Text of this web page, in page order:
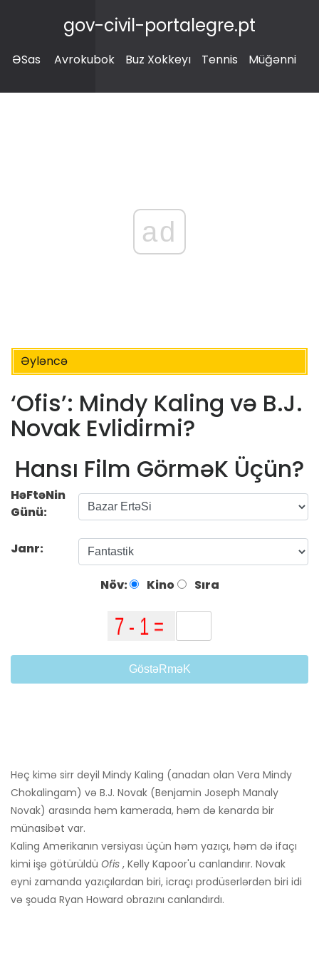
gov-civil-portalegre.pt
ƏSas Avrokubok Buz Xokkeyı Tennis Müğənni
ad
Əyləncə
‘Ofis’: Mindy Kaling və B.J.
Novak Evlidirmi?
Hansı Film GörməK Üçün?
HəFtəNin
Günü:
Janr:
Növ: Kino Sıra
GöstəRməK
Heç kimə sirr deyil Mindy Kaling (anadan olan Vera Mindy
Chokalingam) və B.J. Novak (Benjamin Joseph Manaly
Novak) arasında həm kamerada, həm də kənarda bir
münasibət var.
Kaling Amerikanın versiyası üçün həm yazıçı, həm də ifaçı
kimi işə götürüldü Ofis , Kelly Kapoor'u canlandırır. Novak
eyni zamanda yazıçılardan biri, icraçı prodüserlərdən biri idi
və şouda Ryan Howard obrazını canlandırdı.